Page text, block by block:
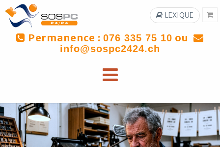
Permanence : 076 335 75 10 ou
info@sospc2424.ch
LEXIQUE